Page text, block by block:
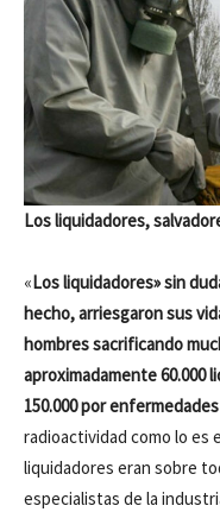
Los liquidadores,
«Los liquidadores» sin
hecho, arriesgaron sus
hombres sacrificando
aproximadamente 60.000
150.000 por
radioactividad como lo es
liquidadores eran sobre
especialistas de la